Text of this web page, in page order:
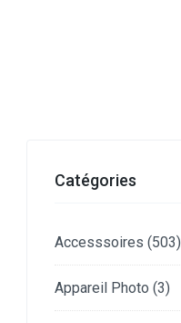
Catégories
Accesssoires (503)
Appareil Photo (3)